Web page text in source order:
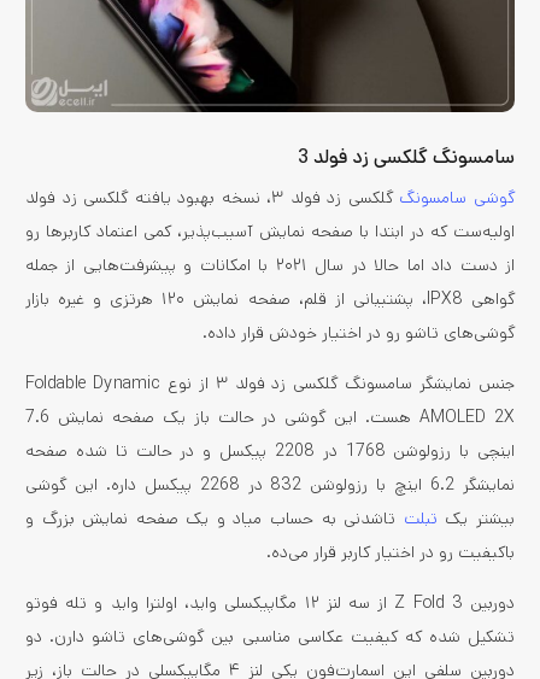
سامسونگ گلکسی زد فولد 3
گوشی سامسونگ
گلکسی زد فولد ۳، نسخه بهبود یافته گلکسی زد فولد
اولیه‌ست که در ابتدا با صفحه نمایش آسیب‌پذیر، کمی اعتماد کاربرها رو
از دست داد اما حالا در سال ۲۰۲۱ با امکانات و پیشرفت‌هایی از جمله
گواهی IPX8، پشتیبانی از قلم‌، صفحه نمایش ۱۲۰ هرتزی و غیره بازار
گوشی‌های تاشو رو در اختیار خودش قرار داده.
جنس نمایشگر سامسونگ گلکسی زد فولد ۳ از نوع Foldable Dynamic
AMOLED 2X هست. این گوشی در حالت باز یک صفحه نمایش 7.6
اینچی با رزولوشن 1768 در 2208 پیکسل و در حالت تا شده صفحه
نمایشگر 6.2 اینچ با رزولوشن 832 در 2268 پیکسل داره. این گوشی
بیشتر یک تبلت تاشدنی به حساب میاد و یک صفحه نمایش بزرگ و
باکیفیت رو در اختیار کاربر قرار می‌ده.
دوربین Z Fold 3 از سه لنز ۱۲ مگاپیکسلی واید، اولترا واید و تله فوتو
تشکیل شده که کیفیت عکاسی مناسبی بین گوشی‌‌های تاشو دارن. دو
دوربین سلفی این اسمارت‌فون یکی لنز ۴ مگاپیکسلی در حالت باز، زیر